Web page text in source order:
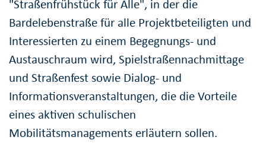
"Straßenfrühstück für Alle", in der die
Bardelebenstraße für alle Projektbeteiligten und
Interessierten zu einem Begegnungs- und
Austauschraum wird, Spielstraßennachmittage
und Straßenfest sowie Dialog- und
Informationsveranstaltungen, die die Vorteile
eines aktiven schulischen
Mobilitätsmanagements erläutern sollen.